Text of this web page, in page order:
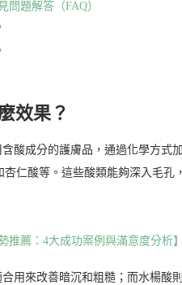
問題解答（FAQ）
效果？
酸成分的護膚品，通過化學方式
杏仁酸等。這些酸類能夠深入毛
推薦：4大成功案例與滿意度分析】
用來改善暗沉和粗糙；而水楊酸